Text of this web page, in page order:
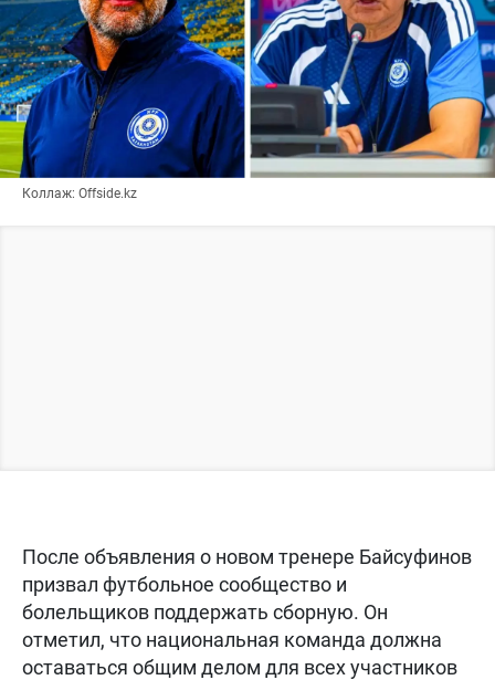
Коллаж: Offside.kz
После объявления о новом тренере Байсуфинов
призвал футбольное сообщество и
болельщиков поддержать сборную. Он
отметил, что национальная команда должна
оставаться общим делом для всех участников